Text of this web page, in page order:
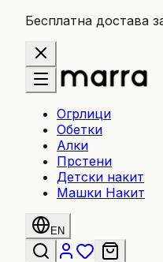
Бесплатна достава
Огрлици
Обетки
Алки
Прстени
Детски накит
Машки Накит
EN